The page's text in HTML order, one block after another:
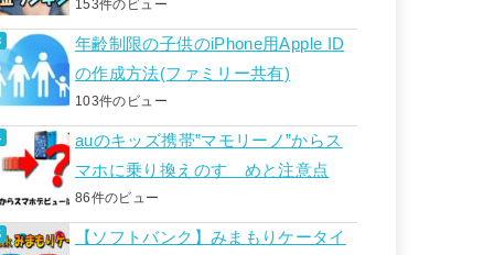
153件のビュー
年齢制限の子供のiPhone用Apple ID
の作成方法(ファミリー共有)
103件のビュー
auのキッズ携帯”マモリーノ”からス
マホに乗り換えのすゝめと注意点
86件のビュー
【ソフトバンク】みまもりケータイ